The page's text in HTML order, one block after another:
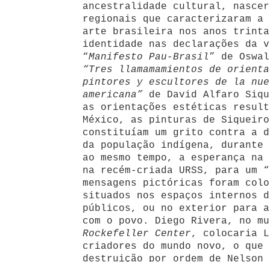
ancestralidade cultural,
regionais que caracterizaram a
arte brasileira nos anos trinta
identidade nas declarações da
“Manifesto Pau-Brasil”
de
“Tres llamamamientos de
pintores y escultores de la
americana” de David Alfaro
as orientações estéticas
México, as pinturas de
constituíam um grito contra a
da população indígena, durante
ao mesmo tempo, a esperança
na recém-criada URSS, para um
mensagens pictóricas foram
situados nos espaços internos
públicos, ou no exterior para
com o povo. Diego Rivera, no
Rockefeller Center, colocaria
criadores do mundo novo, o que
destruição por ordem de